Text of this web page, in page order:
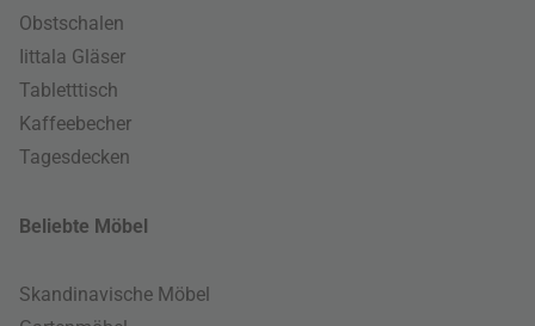
Obstschalen
Iittala Gläser
Tabletttisch
Kaffeebecher
Tagesdecken
Beliebte Möbel
Skandinavische Möbel